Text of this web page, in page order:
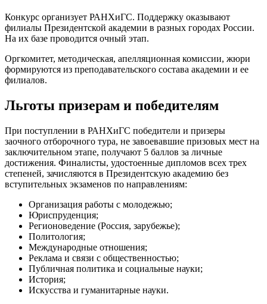
Конкурс организует РАНХиГС. Поддержку оказывают
филиалы Президентской академии в разных городах России.
На их базе проводится очный этап.
Оргкомитет, методическая, апелляционная комиссии, жюри
формируются из преподавательского состава академии и ее
филиалов.
Льготы призерам и победителям
При поступлении в РАНХиГС победители и призеры
заочного отборочного тура, не завоевавшие призовых мест на
заключительном этапе, получают 5 баллов за личные
достижения. Финалисты, удостоенные дипломов всех трех
степеней, зачисляются в Президентскую академию без
вступительных экзаменов по направлениям:
Организация работы с молодежью;
Юриспруденция;
Регионоведение (Россия, зарубежье);
Политология;
Международные отношения;
Реклама и связи с общественностью;
Публичная политика и социальные науки;
История;
Искусства и гуманитарные науки.